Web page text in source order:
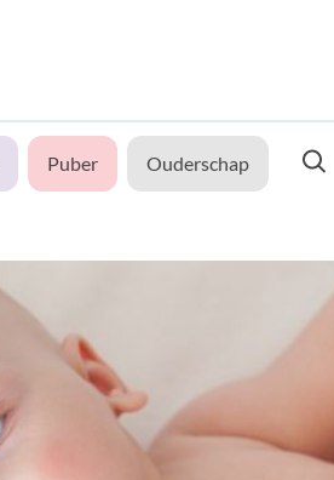
Puber Ouderschap